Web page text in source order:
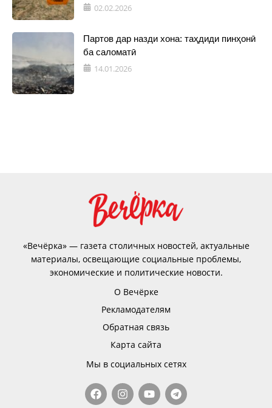
02.02.2026
Партов дар назди хона: таҳдиди пинҳонӣ
ба саломатӣ
14.01.2026
«Вечёрка» — газета столичных новостей, актуальные
материалы, освещающие социальные проблемы,
экономические и политические новости.
О Вечёрке
Рекламодателям
Обратная связь
Карта сайта
Мы в социальных сетях